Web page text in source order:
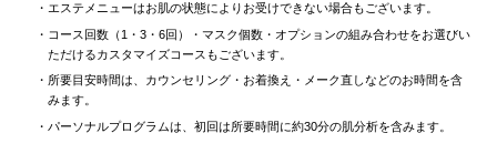
エステメニューはお肌の状態によりお受けできない場合もございます。
コース回数（1・3・6回）・マスク個数・オプションの組み合わせをお選びい
ただけるカスタマイズコースもございます。
所要目安時間は、カウンセリング・お着換え・メーク直しなどのお時間を含
みます。
パーソナルプログラムは、初回は所要時間に約30分の肌分析を含みます。